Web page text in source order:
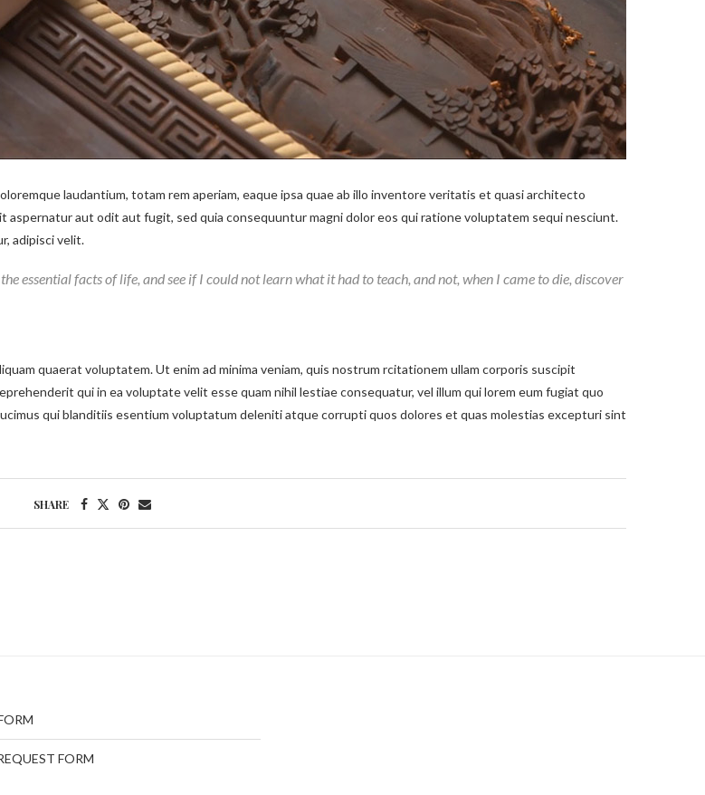
laudantium, totam rem aperiam, eaque ipsa quae ab illo inventore veritatis et quasi architecto
aspernatur aut odit aut fugit, sed quia consequuntur magni dolor eos qui ratione voluptatem sequi nesciunt.
adipisci velit.
essential facts of life, and see if I could not learn what it had to teach, and not, when I came to die, discover
quaerat voluptatem. Ut enim ad minima veniam, quis nostrum rcitationem ullam corporis suscipit
qui in ea voluptate velit esse quam nihil lestiae consequatur, vel illum qui lorem eum fugiat quo
qui blanditiis esentium voluptatum deleniti atque corrupti quos dolores et quas molestias excepturi sint
SHARE
FORM